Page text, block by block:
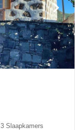
3 Slaapkamers